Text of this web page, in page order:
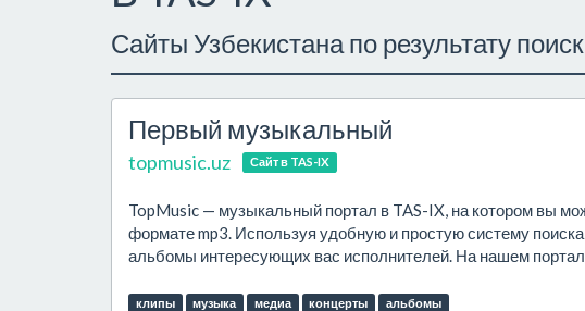
Сайты Узбекистана по результату
Первый музыкальный
topmusic.uz Сайт в TAS-IX
TopMusic — музыкальный портал в TAS-IX, на котором вы
формате mp3. Используя удобную и простую систему
альбомы интересующих вас исполнителей. На нашем
клипы музыка медиа концерты альбомы